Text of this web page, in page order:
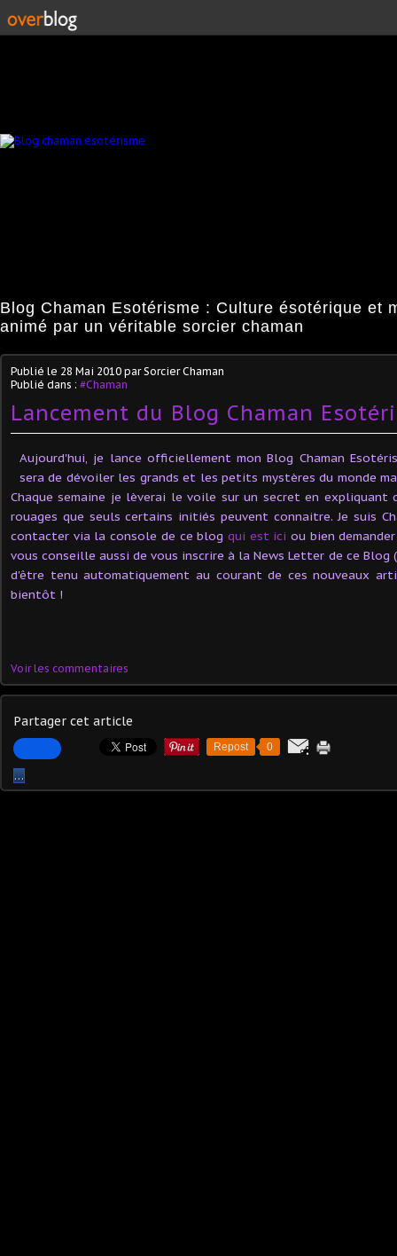
Blog Chaman Esotérisme : Culture ésotérique et
animé par un véritable sorcier chaman
Publié le 28 Mai 2010 par Sorcier Chaman
Publié dans : #Chaman
Lancement du Blog Chaman
Aujourd'hui, je lance officiellement mon Blog Chaman
sera de dévoiler les grands et les petits mystères du monde
Chaque semaine je lèverai le voile sur un secret en expliquant
rouages que seuls certains initiés peuvent connaitre. Je suis
contacter via la console de ce blog qui est ici ou bien
vous conseille aussi de vous inscrire à la News Letter de ce
d'être tenu automatiquement au courant de ces nouveaux
bientôt !
Voir les commentaires
Partager cet article
Repost 0
…